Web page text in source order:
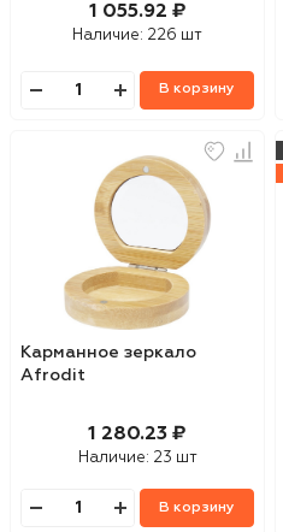
1 055.92 ₽
Наличие: 226 шт
В корзину
Карманное зеркало
Afrodit
1 280.23 ₽
Наличие: 23 шт
В корзину